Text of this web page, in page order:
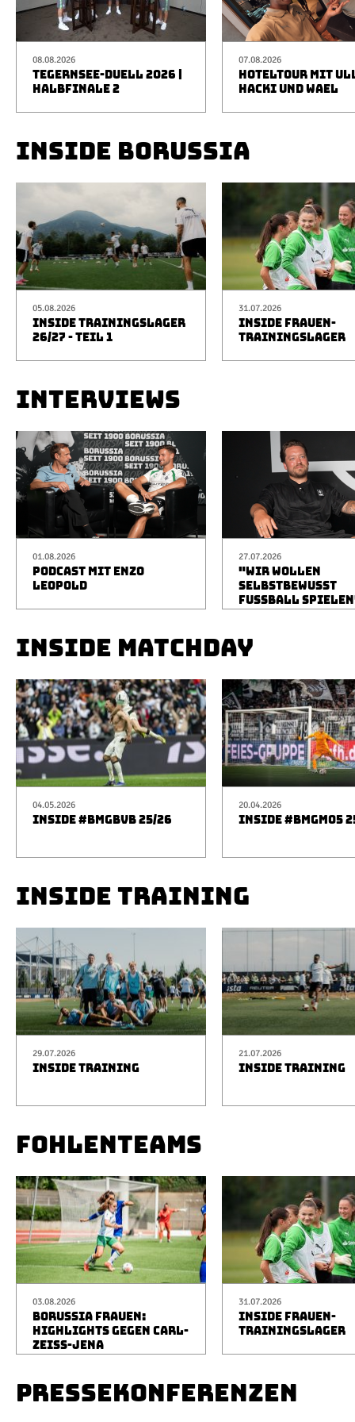
08.08.2026
TEGERNSEE-DUELL 2026 |
HALBFINALE 2
07.08.2026
HOTELTOUR MIT
HACKI UND WAEL
INSIDE BORUSSIA
05.08.2026
INSIDE TRAININGSLAGER
26/27 - TEIL 1
31.07.2026
INSIDE FRAUEN-
TRAININGSLAGER
INTERVIEWS
01.08.2026
PODCAST MIT ENZO
LEOPOLD
27.07.2026
"WIR WOLLEN
SELBSTBEWUSST
FUSSBALL
INSIDE MATCHDAY
04.05.2026
INSIDE #BMGBVB 25/26
20.04.2026
INSIDE #BMGM05
INSIDE TRAINING
29.07.2026
INSIDE TRAINING
21.07.2026
INSIDE TRAINING
FOHLENTEAMS
03.08.2026
BORUSSIA FRAUEN:
HIGHLIGHTS GEGEN CARL-
ZEISS-JENA
31.07.2026
INSIDE FRAUEN-
TRAININGSLAGER
PRESSEKONFERENZEN